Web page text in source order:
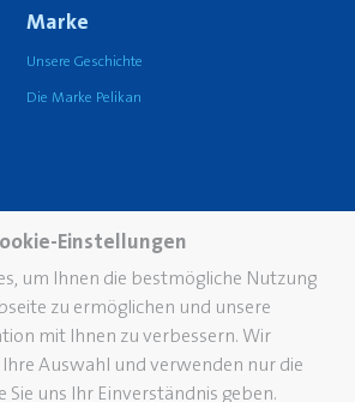
Marke
Unsere Geschichte
Die Marke Pelikan
Einstellungen
um Ihnen die bestmögliche Nutzung
zu ermöglichen und unsere
mit Ihnen zu verbessern. Wir
Auswahl und verwenden nur die
Sie uns Ihr Einverständnis geben.